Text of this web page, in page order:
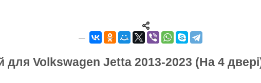
Volkswagen Jetta 2013-2023 (На 4